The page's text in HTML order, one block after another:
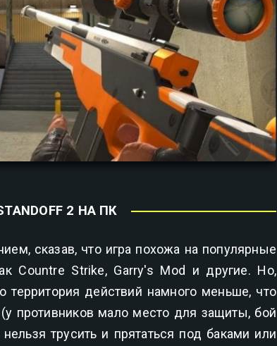
2 НА ПК
сказав, что игра похожа на популярные
Countre Strike, Garry's Mod и другие. Но,
территория действий намного меньше, что
противников мало место для защиты, бой
трусить и прятаться под баками или